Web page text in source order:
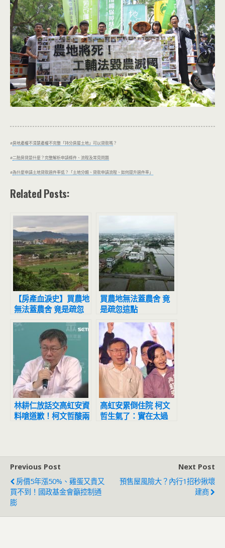
#房地產權不清楚產權不完整「持分房屋土地」可以貸款嗎？
#二胎房貸是什麼？完整解析申請條件、流程及常見問題
#為什麼申請土地貸款過件率低？「土地分類、貸款申請流程、如何提升過件率」
Related Posts:
【房產血淚史】買農地
無法蓋農舍 竟是疏忽
這點
買農地無法蓋農舍 竟
是疏忽這點
林耕仁放話交高虹安資
料嗆道歉！柯文哲酸兩
高虹安累倒住院 柯文
哲生氣了：實在太過
Previous Post
房價5年漲50%、雞蛋又貴又
買不到！國政基金會籲控制通
膨
Next Post
預售屋風險大？內行1招秒揪壞
建商